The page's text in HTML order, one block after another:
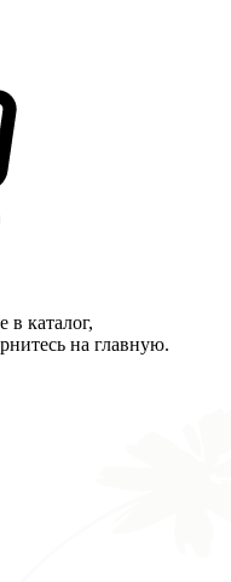
в каталог,
на главную.